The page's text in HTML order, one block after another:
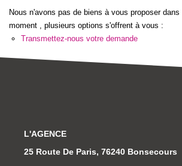
Notre Équipe
Nous Rejoindre
Nous n'avons pas de biens à vous proposer
moment , plusieurs options s'offrent à vous :
Transmettez-nous votre demande
L'AGENCE
25 Route De Paris, 76240 Bonsecours